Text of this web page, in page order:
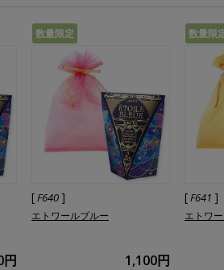
円
数量限定
[F640 ]
エトワールブルー
1,100円
数量限
[F641 ]
エトワ